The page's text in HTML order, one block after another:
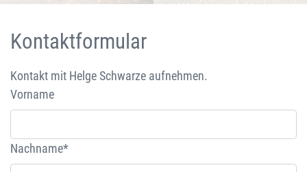
Kontaktformular
Kontakt mit Helge Schwarze aufnehmen.
Vorname
Nachname*